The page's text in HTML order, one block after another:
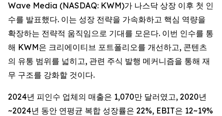
Wave Media (NASDAQ: KWM)가 나스닥 상장 이후 첫 인
수를 발표했다. 이는 성장 전략을 가속화하고 핵심 역량을
확장하는 전략적 움직임으로 기대를 모은다. 이번 인수를 통
해 KWM은 크리에이티브 포트폴리오를 개선하고, 콘텐츠
의 유통 범위를 넓히고, 관련 주식 발행 메커니즘을 통해 재
무 구조를 강화할 것이다.
2024년 피인수 업체의 매출은 1,070만 달러였고, 2020년
~2024년 동안 연평균 복합 성장률은 22%, EBIT은 12~19%